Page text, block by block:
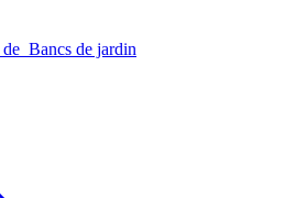
Bancs de jardin